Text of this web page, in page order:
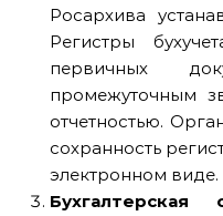
Росархива
Регистры
первичных
промежуточным
отчетностью.
сохранность
электронном виде.